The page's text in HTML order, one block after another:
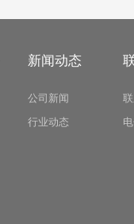
新闻动态
公司新闻
行业动态